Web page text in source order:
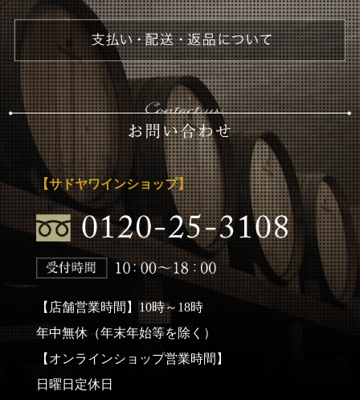
【サドヤワインショップ】
【店舗営業時間】10時～18時
年中無休（年末年始等を除く）
【オンラインショップ営業時間】
日曜日定休日